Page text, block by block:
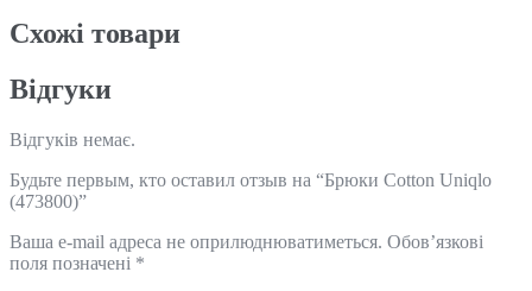
Схожi товари
Відгуки
Відгуків немає.
Будьте первым, кто оставил отзыв на “Брюки Cotton Uniqlo
(473800)”
Ваша e-mail адреса не оприлюднюватиметься. Обов’язкові
поля позначені *